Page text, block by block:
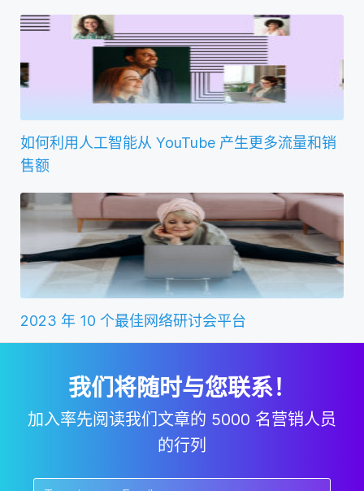
如何利用人工智能从 YouTube 产生更多流量和销
售额
2023 年 10 个最佳网络研讨会平台
我们将随时与您联系！
加入率先阅读我们文章的 5000 名营销人员
的行列